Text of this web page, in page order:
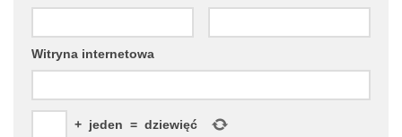
Witryna internetowa
+ jeden = dziewięć